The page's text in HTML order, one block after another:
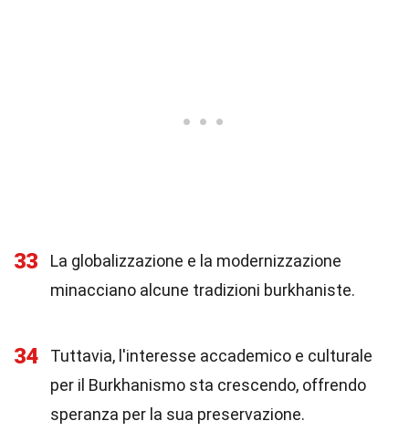
33
La globalizzazione e la modernizzazione
minacciano alcune tradizioni burkhaniste.
34
Tuttavia, l'interesse accademico e culturale
per il Burkhanismo sta crescendo, offrendo
speranza per la sua preservazione.